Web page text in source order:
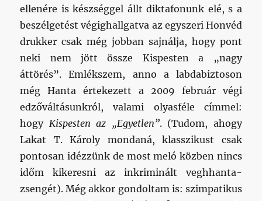
ellenére is készséggel állt diktafonunk elé, s a
beszélgetést végighallgatva az egyszeri Honvéd
drukker csak még jobban sajnálja, hogy pont
neki nem jött össze Kispesten a „nagy
áttörés”. Emlékszem, anno a labdabiztoson
még Hanta értekezett a 2009 február végi
edzőváltásunkról, valami olyasféle címmel:
hogy Kispesten az „Egyetlen”. (Tudom, ahogy
Lakat T. Károly mondaná, klasszikust csak
pontosan idézzünk de most meló közben nincs
időm kikeresni az inkriminált veghhanta-
zsengét). Még akkor gondoltam is: szimpatikus